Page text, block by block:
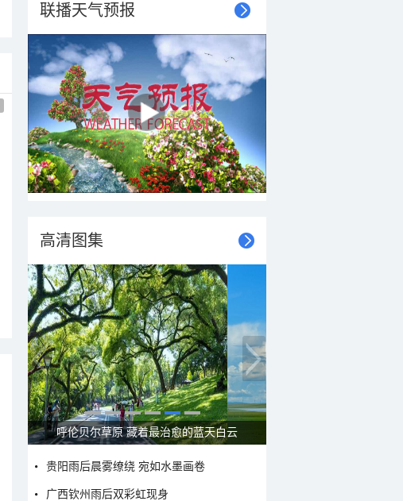
联播天气预报
高清图集
呼伦贝尔草原 藏着最治愈的蓝天白云
贵阳雨后晨雾缭绕 宛如水墨画卷
广西钦州雨后双彩虹现身